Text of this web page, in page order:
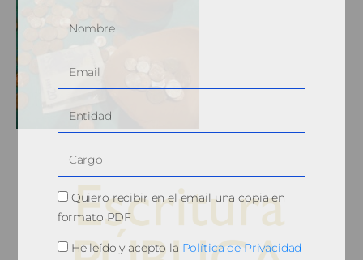
Quiero recibir en el email una copia en
formato PDF
He leído y acepto la Política de Privacidad